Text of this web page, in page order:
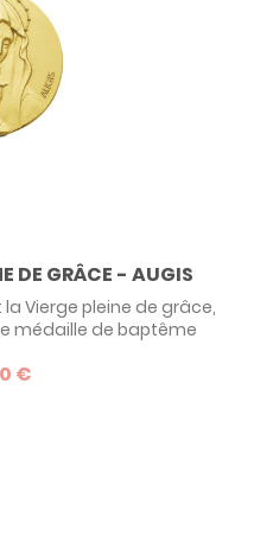
DE GRÂCE - AUGIS
Vierge pleine de grâce,
médaille de baptême
cadeau idéal pour un
€